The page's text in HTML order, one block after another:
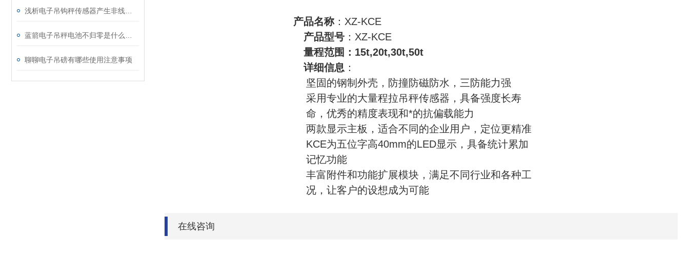
聊聊电子吊磅有哪些使用注意事项
产品名称：XZ-KCE
产品型号：XZ-KCE
量程范围：15t,20t,30t,50t
详细信息 ：
坚固的钢制外壳，防撞防磁防水，三防能力强
采用专业的大量程拉吊秤传感器，具备强度长寿
命，优秀的精度表现和*的抗偏载能力
两款显示主板，适合不同的企业用户，定位更精准
KCE为五位字高40mm的LED显示，具备统计累加
记忆功能
丰富附件和功能扩展模块，满足不同行业和各种工
况，让客户的设想成为可能
在线咨询